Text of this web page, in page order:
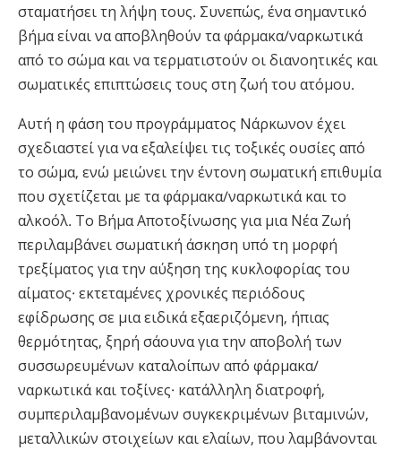
σταματήσει τη λήψη τους. Συνεπώς, ένα σημαντικό
βήμα είναι να αποβληθούν τα φάρμακα/ναρκωτικά
από το σώμα και να τερματιστούν οι διανοητικές και
σωματικές επιπτώσεις τους στη ζωή του ατόμου.
Αυτή η φάση του προγράμματος Νάρκωνον έχει
σχεδιαστεί για να εξαλείψει τις τοξικές ουσίες από
το σώμα, ενώ μειώνει την έντονη σωματική επιθυμία
που σχετίζεται με τα φάρμακα/ναρκωτικά και το
αλκοόλ. Το Βήμα Αποτοξίνωσης για μια Νέα Ζωή
περιλαμβάνει σωματική άσκηση υπό τη μορφή
τρεξίματος για την αύξηση της κυκλοφορίας του
αίματος· εκτεταμένες χρονικές περιόδους
εφίδρωσης σε μια ειδικά εξαεριζόμενη, ήπιας
θερμότητας, ξηρή σάουνα για την αποβολή των
συσσωρευμένων καταλοίπων από φάρμακα/
ναρκωτικά και τοξίνες· κατάλληλη διατροφή,
συμπεριλαμβανομένων συγκεκριμένων βιταμινών,
μεταλλικών στοιχείων και ελαίων, που λαμβάνονται